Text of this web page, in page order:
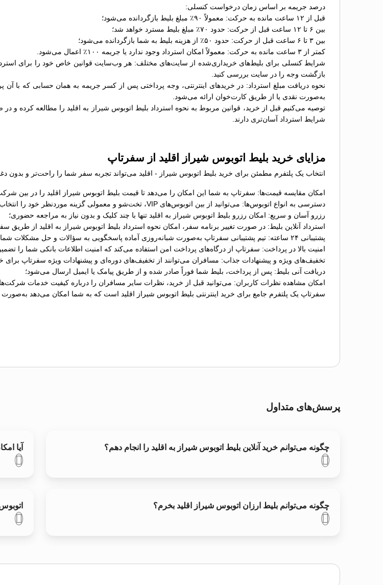
درصد جریمه بر اساس زمان درخواست کنسلی:
قبل از ۱۲ ساعت مانده به حرکت: معمولاً ۹۰٪ مبلغ بلیط بازگردانده می‌شود؛
بین ۶ تا ۱۲ ساعت قبل از حرکت: حدود ۷۰٪ مبلغ بلیط مسترد خواهد شد؛
بین ۳ تا ۶ ساعت قبل از حرکت: حدود ۵۰٪ از هزینه بلیط به شما بازگردانده می‌شود؛
کمتر از ۳ ساعت مانده به حرکت: معمولاً امکان استرداد وجود ندارد یا جریمه ۱۰۰٪ اعمال می‌شود.
شرایط کنسلی برای بلیط‌های خریداری‌شده از سایت‌های مختلف: هر وب‌سایت قوانین خاص خود را برای استرداد
بازگشت وجه را در سایت بررسی کنید.
نحوه دریافت مبلغ استرداد: در خریدهای اینترنتی، وجه پرداختی پس از کسر جریمه به همان حسابی که با
به‌صورت نقدی یا از طریق کارت‌خوان ارائه می‌شود.
توصیه می‌کنیم قبل از خرید، قوانین مربوط به نحوه استرداد بلیط اتوبوس شيراز به اقلید را مطالعه کرده و
شرایط استرداد آسان‌تری دارند.
مزایای خرید بلیط اتوبوس شيراز اقلید از سفرتاپ
انتخاب یک پلتفرم مطمئن برای خرید بلیط اتوبوس شيراز - اقلید می‌تواند تجربه سفر شما را راحت‌تر و بدون
امکان مقایسه قیمت‌ها: سفرتاپ به شما این امکان را می‌دهد تا قیمت بلیط اتوبوس شيراز اقلید را در بین
دسترسی به انواع اتوبوس‌ها: می‌توانید از بین اتوبوس‌های VIP، تخت‌شو و معمولی گزینه موردنظر خود را انتخاب کنید؛
رزرو آسان و سریع: امکان رزرو بلیط اتوبوس شيراز به اقلید تنها با چند کلیک و بدون نیاز به مراجعه حضوری؛
استرداد آنلاین بلیط: در صورت تغییر برنامه سفر، امکان نحوه استرداد بلیط اتوبوس شيراز به اقلید از طریق
پشتیبانی ۲۴ ساعته: تیم پشتیبانی سفرتاپ به‌صورت شبانه‌روزی آماده پاسخگویی به سؤالات و حل مشکلات شما در فرآیند خرید بلیط است؛
امنیت بالا در پرداخت: سفرتاپ از درگاه‌های پرداخت امن استفاده می‌کند که امنیت اطلاعات بانکی شما را
تخفیف‌های ویژه و پیشنهادات جذاب: مسافران می‌توانند از تخفیف‌های دوره‌ای و پیشنهادات ویژه سفرتاپ برای
دریافت آنی بلیط: پس از پرداخت، بلیط شما فوراً صادر شده و از طریق پیامک یا ایمیل ارسال می‌شود؛
امکان مشاهده نظرات کاربران: می‌توانید قبل از خرید، نظرات سایر مسافران را درباره کیفیت خدمات
سفرتاپ یک پلتفرم جامع برای خرید اینترنتی بلیط اتوبوس شيراز اقلید است که به شما امکان می‌دهد
پرسش‌های متداول
چگونه می‌توانم خرید آنلاین بلیط اتوبوس شيراز به اقلید را انجام دهم؟ آیا
چگونه می‌توانم بلیط ارزان اتوبوس شيراز اقلید بخرم؟